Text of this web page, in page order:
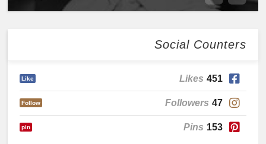
Social Counters
451
Likes
Like
47
Followers
Follow
153
Pins
pin